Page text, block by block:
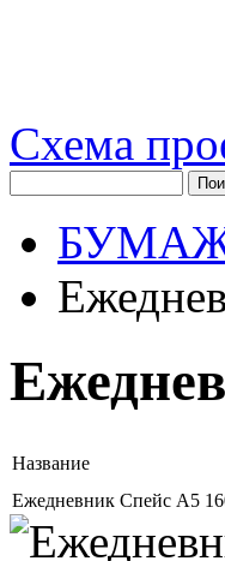
Схема
Название
Ежедневник Спейс А5